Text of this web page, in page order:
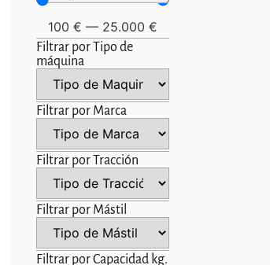
100 € — 25.000 €
Filtrar por Tipo de
máquina
Filtrar por Marca
Filtrar por Tracción
Filtrar por Mástil
Filtrar por Capacidad kg.